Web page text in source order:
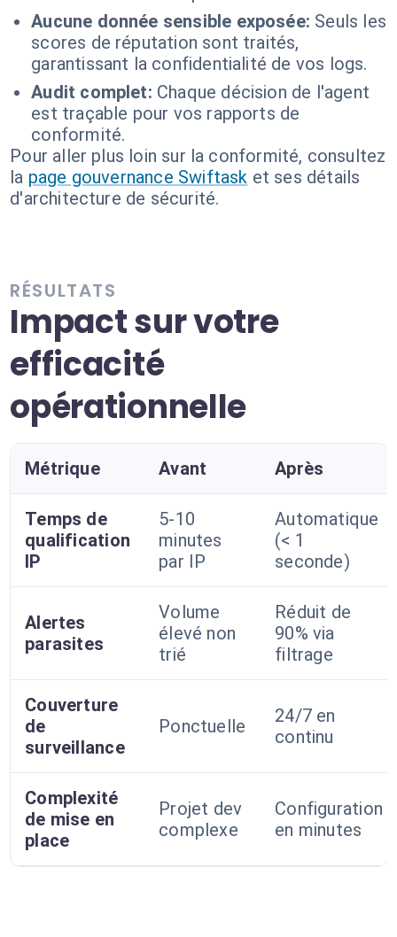
Aucune donnée sensible exposée: Seuls les
scores de réputation sont traités,
garantissant la confidentialité de vos logs.
Audit complet: Chaque décision de l'agent
est traçable pour vos rapports de
conformité.
Pour aller plus loin sur la conformité, consultez
la page gouvernance Swiftask et ses détails
d'architecture de sécurité.
RÉSULTATS
Impact sur votre
efficacité
opérationnelle
Métrique Avant Après
Temps de
qualification
IP
5-10
minutes
par IP
Automatique
(< 1
seconde)
Alertes
parasites
Volume
élevé non
trié
Réduit de
90% via
filtrage
Couverture
de
surveillance
Ponctuelle
24/7 en
continu
Complexité
de mise en
place
Projet dev
complexe
Configuration
en minutes